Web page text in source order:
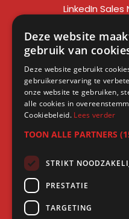
LinkedIn
Social
LinkedIn
Cursus
LinkedIn
Deze website
gebruik van
Deze website gebruikt
gebruikerservaring te
onze website te gebruiken,
alle cookies in
Cookiebeleid. Lees verder
TOON ALLE PARTNERS
STRIKT
PRESTATIE
TARGETING